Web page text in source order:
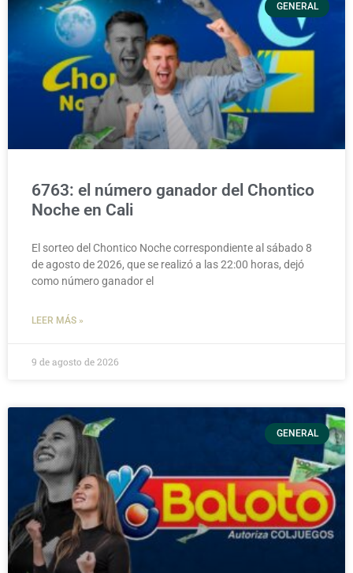
GENERAL
6763: el número ganador del Chontico
Noche en Cali
El sorteo del Chontico Noche correspondiente al sábado 8
de agosto de 2026, que se realizó a las 22:00 horas, dejó
como número ganador el
LEER MÁS »
9 de agosto de 2026
GENERAL